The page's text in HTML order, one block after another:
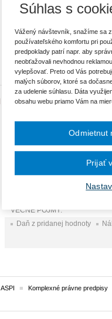
V prípade, že mesto nakúpi
VECNÉ POJMY:
Ekonomická klasifikácia
Nákup a predaj kníh
Nakúpili sme do nemocnice
sme použili na repre účely a
kategórie: Bez nároku na
uplatniť 5 %-nú DPH aj na
VECNÉ POJMY:
Daň z pridanej hodnoty
ASPI Komplexné právne predpisy
Súhlas s
Vážený návštevník, snažíme sa
používateľského komfortu pri
predpoklady patrí napr. aby
neobťažovali nevhodnou
vylepšovať. Preto od Vás
malých súborov, ktoré sa
za udelenie súhlasu. Dáta
obsahu webu priamo Vám na
Odmietnut
Prijať